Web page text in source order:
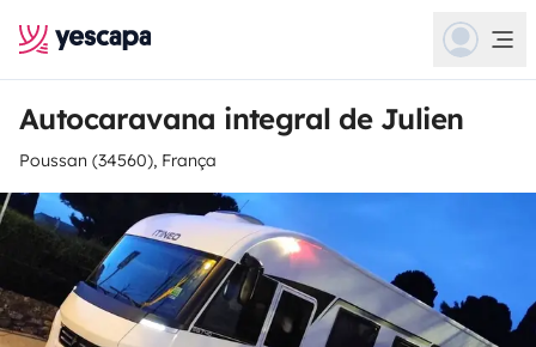
Autocaravana integral de Julien
Poussan (34560), França